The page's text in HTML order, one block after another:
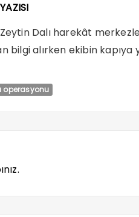
Dalı harekât
alırken ekibin kapıya
operasyonu